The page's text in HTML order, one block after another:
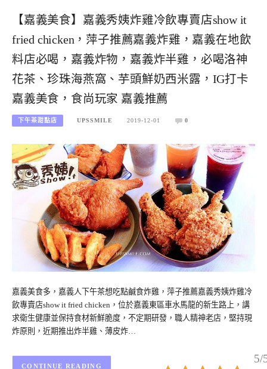
【嘉義美食】嘉義秀姨炸雞冷飲專賣店show it
fried chicken，萍子推薦嘉義炸雞，嘉義在地飲
料店必喝，嘉義炸物，嘉義炸半雞，必喝洛神
花茶、珍珠海燕窩、芋頭鮮奶西米露，IG打卡
嘉義美食，食尚玩家 嘉義推薦
下午茶甜點店 UPSSMILE 2019-12-01 0
嘉義美食多，嘉義人下午茶想吃點鹹食炸雞，萍子推薦嘉義秀姨炸雞冷
飲專賣店show it fried chicken，位於嘉義東區車水馬龍的新生路上，講
求衛生健康並保持食材新鮮脆度，不定期研發，職人精神老店，堅持現
炸原則，近期推出炸半雞、薄皮炸…
5/
CONTINUE READING